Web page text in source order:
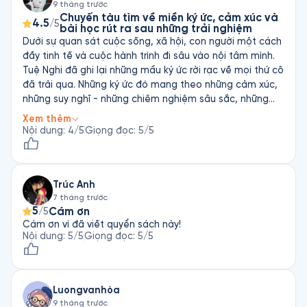
9 tháng trước
4.5/5Chuyến tàu tìm về miền ký ức, cảm xúc và
bài học rút ra sau những trải nghiệm
Dưới sự quan sát cuộc sống, xã hội, con người một cách
đầy tinh tế và cuộc hành trình đi sâu vào nội tâm mình.
Tuệ Nghi đã ghi lại những mẩu ký ức rời rạc về mọi thứ cô
đã trải qua. Những ký ức đó mang theo những cảm xúc,
những suy nghĩ - những chiêm nghiệm sâu sắc, những
bài học được cô rút ra trên hành trình làm người. Và
những câu chuyện đó được tập hợp lại thành một bức
tranh mang đầy hoài niệm, chân thành, đồng thời nó
trải. Được nghe giọng đọc tuyệt vời với một bản nhạc
nền rất hợp với nội dung cuốn sách, đã góp phần cho
cuốn sách hay hơn rất nhiều. Giọng văn nhẹ nhàng của
tác giả đã dẫn dắt tôi khám phá sâu con người, cảm
xúc, tính cách của tác giả và những câu truyện trong
cuốn sách. Tôi như được đóng vai là người đồng hành
cùng tác giả, trò chuyện cùng tác giả, chia sẽ những suy
nghĩ và cảm xúc cùng tác giả. Qua cuộc hành trình này,
tôi cũng được khơi gợi lại những khó khăn mà tôi đã trải
Xem thêm
Nội dung: 4/5Giọng đọc: 5/5
Trúc Anh
7 tháng trước
5/5Cám ơn
Cám ơn vì đã viết quyển sách này!
Nội dung: 5/5Giọng đọc: 5/5
Luongvanhòa
9 tháng trước